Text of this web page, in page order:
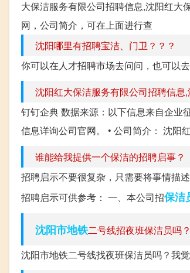
大保洁服务有限公司招聘信息,沈阳红大
网，公司简介，可在上面进行查
沈阳哪里有招聘宝洁、门卫？？？
你可以在人才招聘市场去问问，也可以
沈阳红大保洁服务有限公司招聘信息
钉钉企典 数据来源：以下信息来自企业
信息详询公司官网。 • 公司简介： 沈阳
谁能给我提供一个保洁的招聘启事？
招聘启示不要很复杂，只需要将事情描
招聘启示可供参考： 一、本公司招保洁
沈阳市地铁二号线招夜班保洁员吗？
沈阳市地铁二号线找夜班保洁员吗？我